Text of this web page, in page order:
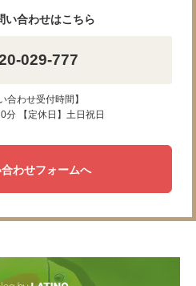
い合わせはこちら
029-777
合わせ受付時間】
分 【定休日】土日祝日
わせフォームへ